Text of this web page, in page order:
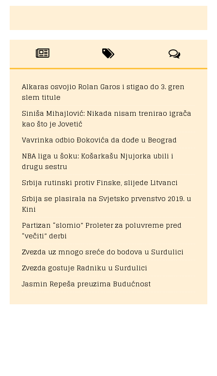
Alkaras osvojio Rolan Garos i stigao do 3. gren
slem titule
Siniša Mihajlović: Nikada nisam trenirao igrača
kao što je Jovetić
Vavrinka odbio Đokovića da dođe u Beograd
NBA liga u šoku: Košarkašu Njujorka ubili i
drugu sestru
Srbija rutinski protiv Finske, slijede Litvanci
Srbija se plasirala na Svjetsko prvenstvo 2019. u
Kini
Partizan “slomio” Proleter za poluvreme pred
“večiti” derbi
Zvezda uz mnogo sreće do bodova u Surdulici
Zvezda gostuje Radniku u Surdulici
Jasmin Repeša preuzima Budućnost